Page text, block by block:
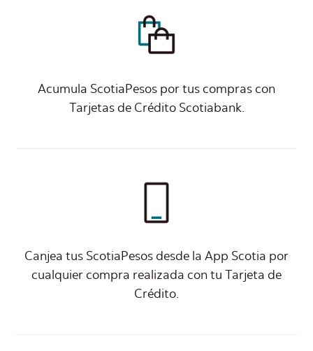
Acumula ScotiaPesos por tus compras con
Tarjetas de Crédito Scotiabank.​
Canjea tus ScotiaPesos desde la App Scotia por
cualquier compra realizada con tu Tarjeta de
Crédito.​